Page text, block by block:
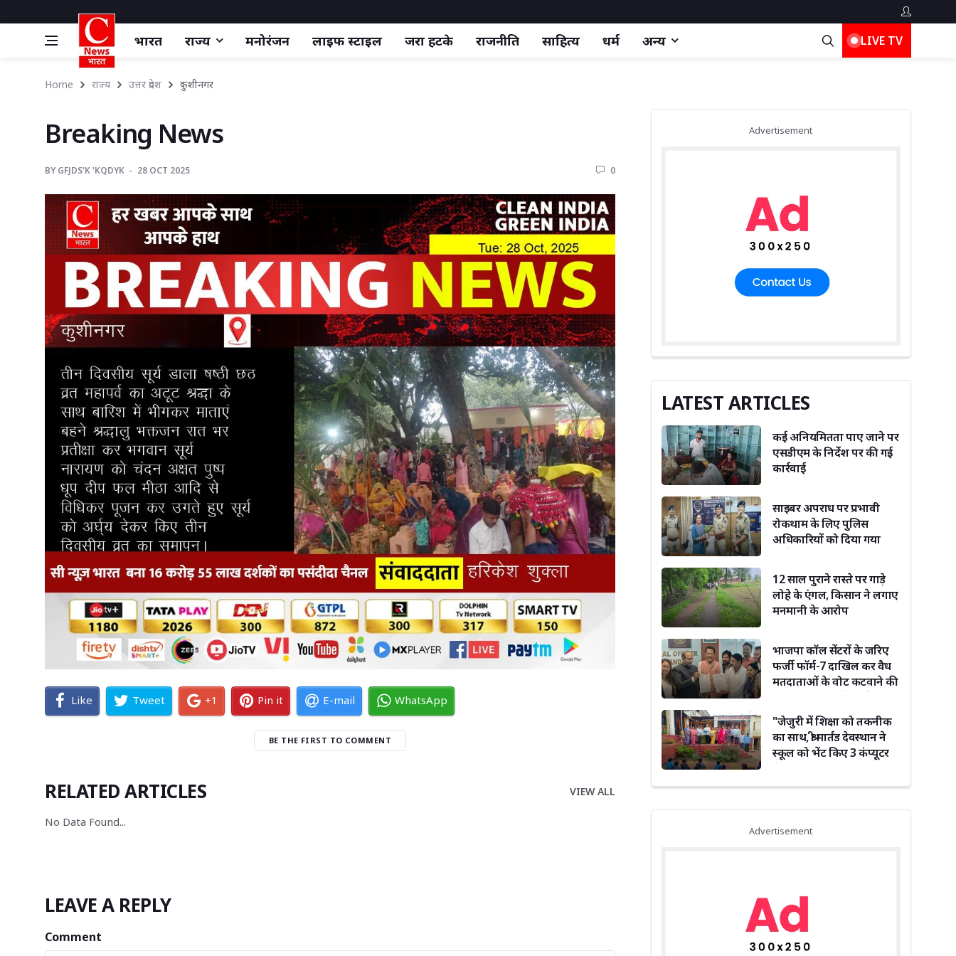
भारत राज्य मनोरंजन लाइफ स्‍टाइल जरा हटके राजनीति साहित्य धर्म अन्य LIVE TV
Home राज्य उत्तर प्रदेश कुशीनगर
Breaking News
BY GFJDS'K 'KQDYK 28 OCT 2025 0
Like Tweet +1 Pin it E-mail WhatsApp
BE THE FIRST TO COMMENT
RELATED ARTICLES VIEW ALL
No Data Found...
LEAVE A REPLY
Comment
Advertisement
LATEST ARTICLES
कई अनियमितता पाए जाने पर
एसडीएम के निर्देश पर की गई
कार्रवाई
साइबर अपराध पर प्रभावी
रोकथाम के लिए पुलिस
अधिकारियों को दिया गया
12 साल पुराने रास्ते पर गाड़े
लोहे के एंगल, किसान ने लगाए
मनमानी के आरोप
भाजपा कॉल सेंटरों के जरिए
फर्जी फॉर्म-7 दाखिल कर वैध
मतदाताओं के वोट कटवाने की
धस्माना
"जेजुरी में शिक्षा को तकनीक
का साथ, श्री मार्तंड देवस्थान ने
स्कूल को भेंट किए 3 कंप्यूटर
Advertisement